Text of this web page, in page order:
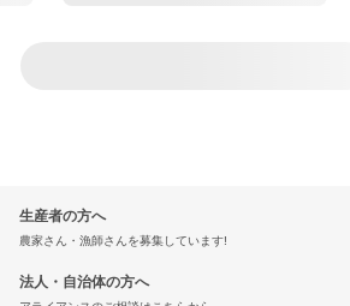
生産者の方へ
農家さん・漁師さんを募集しています!
法人・自治体の方へ